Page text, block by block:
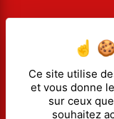
Ce site utilise
et vous donne
sur ceux
souhaitez
** Les données
fins de vous
informatisé. Elles